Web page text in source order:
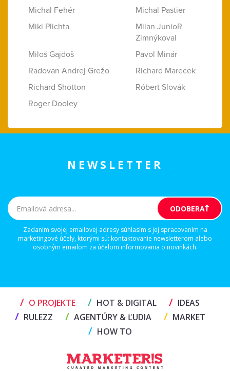
Michal Fehér
Michal Pastier
Miki Plichta
Milan JunioR
Zimnýkoval
Miloš Gajdoš
Pavol Minár
Radovan Andrej Grežo
Richard Marecek
Richard Shotton
Róbert Slovák
Roger Dooley
NEWSLETTER
Zadaním svojej emailovej adresy súhlasím s jej spracovaním na
marketingové účely, ktorými sú: kontaktovanie newsletterom alebo
osobným emailom za účelom informovania o novinkách.
/ O PROJEKTE / HOT & DIGITAL / IDEAS
/ RULEZZ / AGENTÚRY & ĽUDIA / MARKET
/ HOW TO